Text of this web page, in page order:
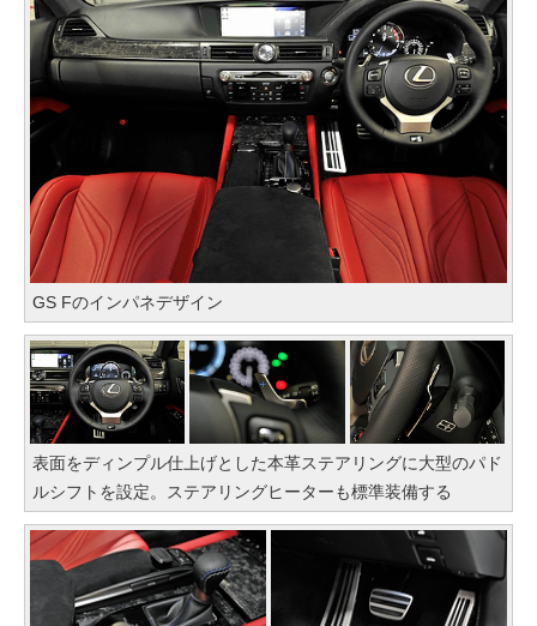
GS Fのインパネデザイン
表面をディンプル仕上げとした本革ステアリングに大型のパド
ルシフトを設定。ステアリングヒーターも標準装備する